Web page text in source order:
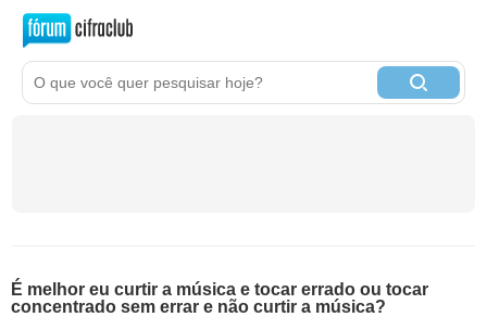
É melhor eu curtir a música e tocar errado ou tocar
concentrado sem errar e não curtir a música?